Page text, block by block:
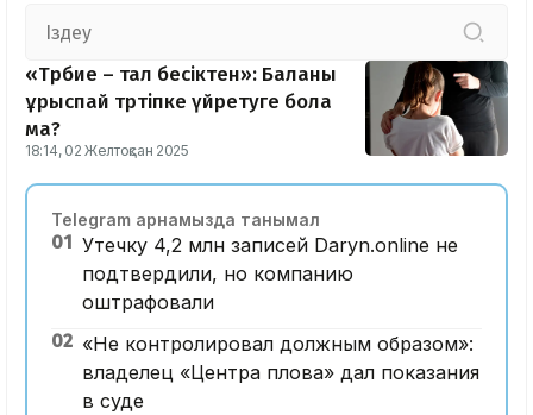
«Тәрбие – тал бесіктен»: Баланы
ұрыспай тәртіпке үйретуге бола
ма?
18:14, 02 Желтоқсан 2025
Telegram арнамызда танымал
01 Утечку 4,2 млн записей Daryn.online не
подтвердили, но компанию
оштрафовали
02 «Не контролировал должным образом»:
владелец «Центра плова» дал показания
в суде